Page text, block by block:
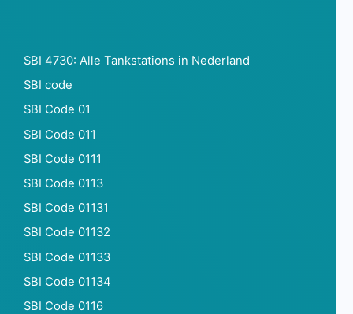
SBI 4730: Alle Tankstations in Nederland
SBI code
SBI Code 01
SBI Code 011
SBI Code 0111
SBI Code 0113
SBI Code 01131
SBI Code 01132
SBI Code 01133
SBI Code 01134
SBI Code 0116